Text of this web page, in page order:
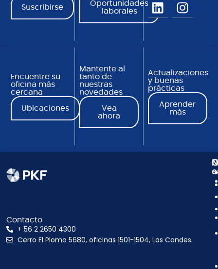
Suscribirse
Oportunidades
laborales
Encuentre su
oficina más
cercana
Ubicaciones
Mantente al
tanto de
nuestras
novedades
Vea
ahora
Actualizaciones
y buenas
prácticas
Aprender
más
Contacto
+ 56 2 2650 4300
Cerro El Plomo 5680, oficinas 1501-1504, Las Condes.